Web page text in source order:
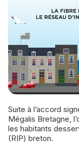
Suite à l’accord signé par Free en décembre dernier avec
Mégalis Bretagne,
les habitants
(RIP) breton.